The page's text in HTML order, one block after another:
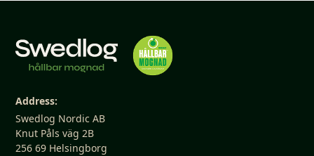
Address:
Swedlog Nordic AB
Knut Påls väg 2B
256 69 Helsingborg